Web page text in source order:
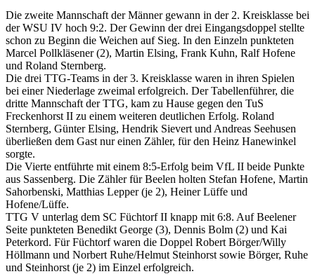
Die zweite Mannschaft der Männer gewann in der 2. Kreisklasse bei
der WSU IV hoch 9:2. Der Gewinn der drei Eingangsdoppel stellte
schon zu Beginn die Weichen auf Sieg. In den Einzeln punkteten
Marcel Pollkläsener (2), Martin Elsing, Frank Kuhn, Ralf Hofene
und Roland Sternberg.
Die drei TTG-Teams in der 3. Kreisklasse waren in ihren Spielen
bei einer Niederlage zweimal erfolgreich. Der Tabellenführer, die
dritte Mannschaft der TTG, kam zu Hause gegen den TuS
Freckenhorst II zu einem weiteren deutlichen Erfolg. Roland
Sternberg, Günter Elsing, Hendrik Sievert und Andreas Seehusen
überließen dem Gast nur einen Zähler, für den Heinz Hanewinkel
sorgte.
Die Vierte entführte mit einem 8:5-Erfolg beim VfL II beide Punkte
aus Sassenberg. Die Zähler für Beelen holten Stefan Hofene, Martin
Sahorbenski, Matthias Lepper (je 2), Heiner Lüffe und
Hofene/Lüffe.
TTG V unterlag dem SC Füchtorf II knapp mit 6:8. Auf Beelener
Seite punkteten Benedikt George (3), Dennis Bolm (2) und Kai
Peterkord. Für Füchtorf waren die Doppel Robert Börger/Willy
Höllmann und Norbert Ruhe/Helmut Steinhorst sowie Börger, Ruhe
und Steinhorst (je 2) im Einzel erfolgreich.